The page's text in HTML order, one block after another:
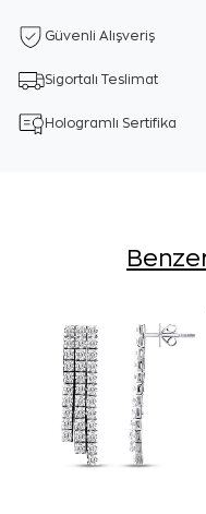
Güvenli Alışveriş
Sigortalı Teslimat
Hologramlı Sertifika